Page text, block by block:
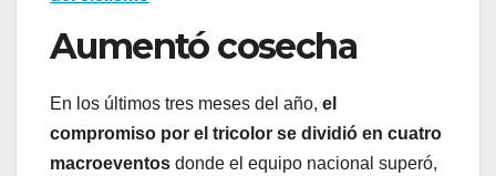
Aumentó cosecha
En los últimos tres meses del año, el
compromiso por el tricolor se dividió en cuatro
macroeventos donde el equipo nacional superó,